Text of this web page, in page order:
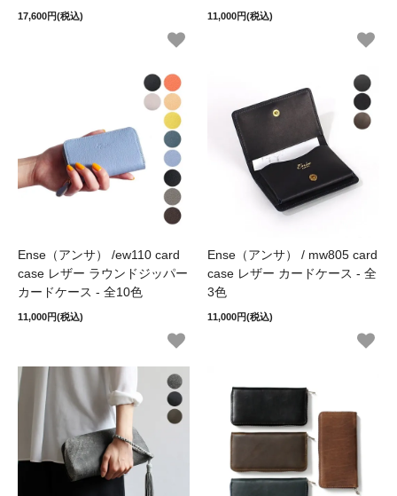
17,600円(税込) 11,000円(税込)
Ense（アンサ） /ew110 card
case レザー ラウンドジッパー
カードケース - 全10色
11,000円(税込)
Ense（アンサ） / mw805 card
case レザー カードケース - 全
3色
11,000円(税込)